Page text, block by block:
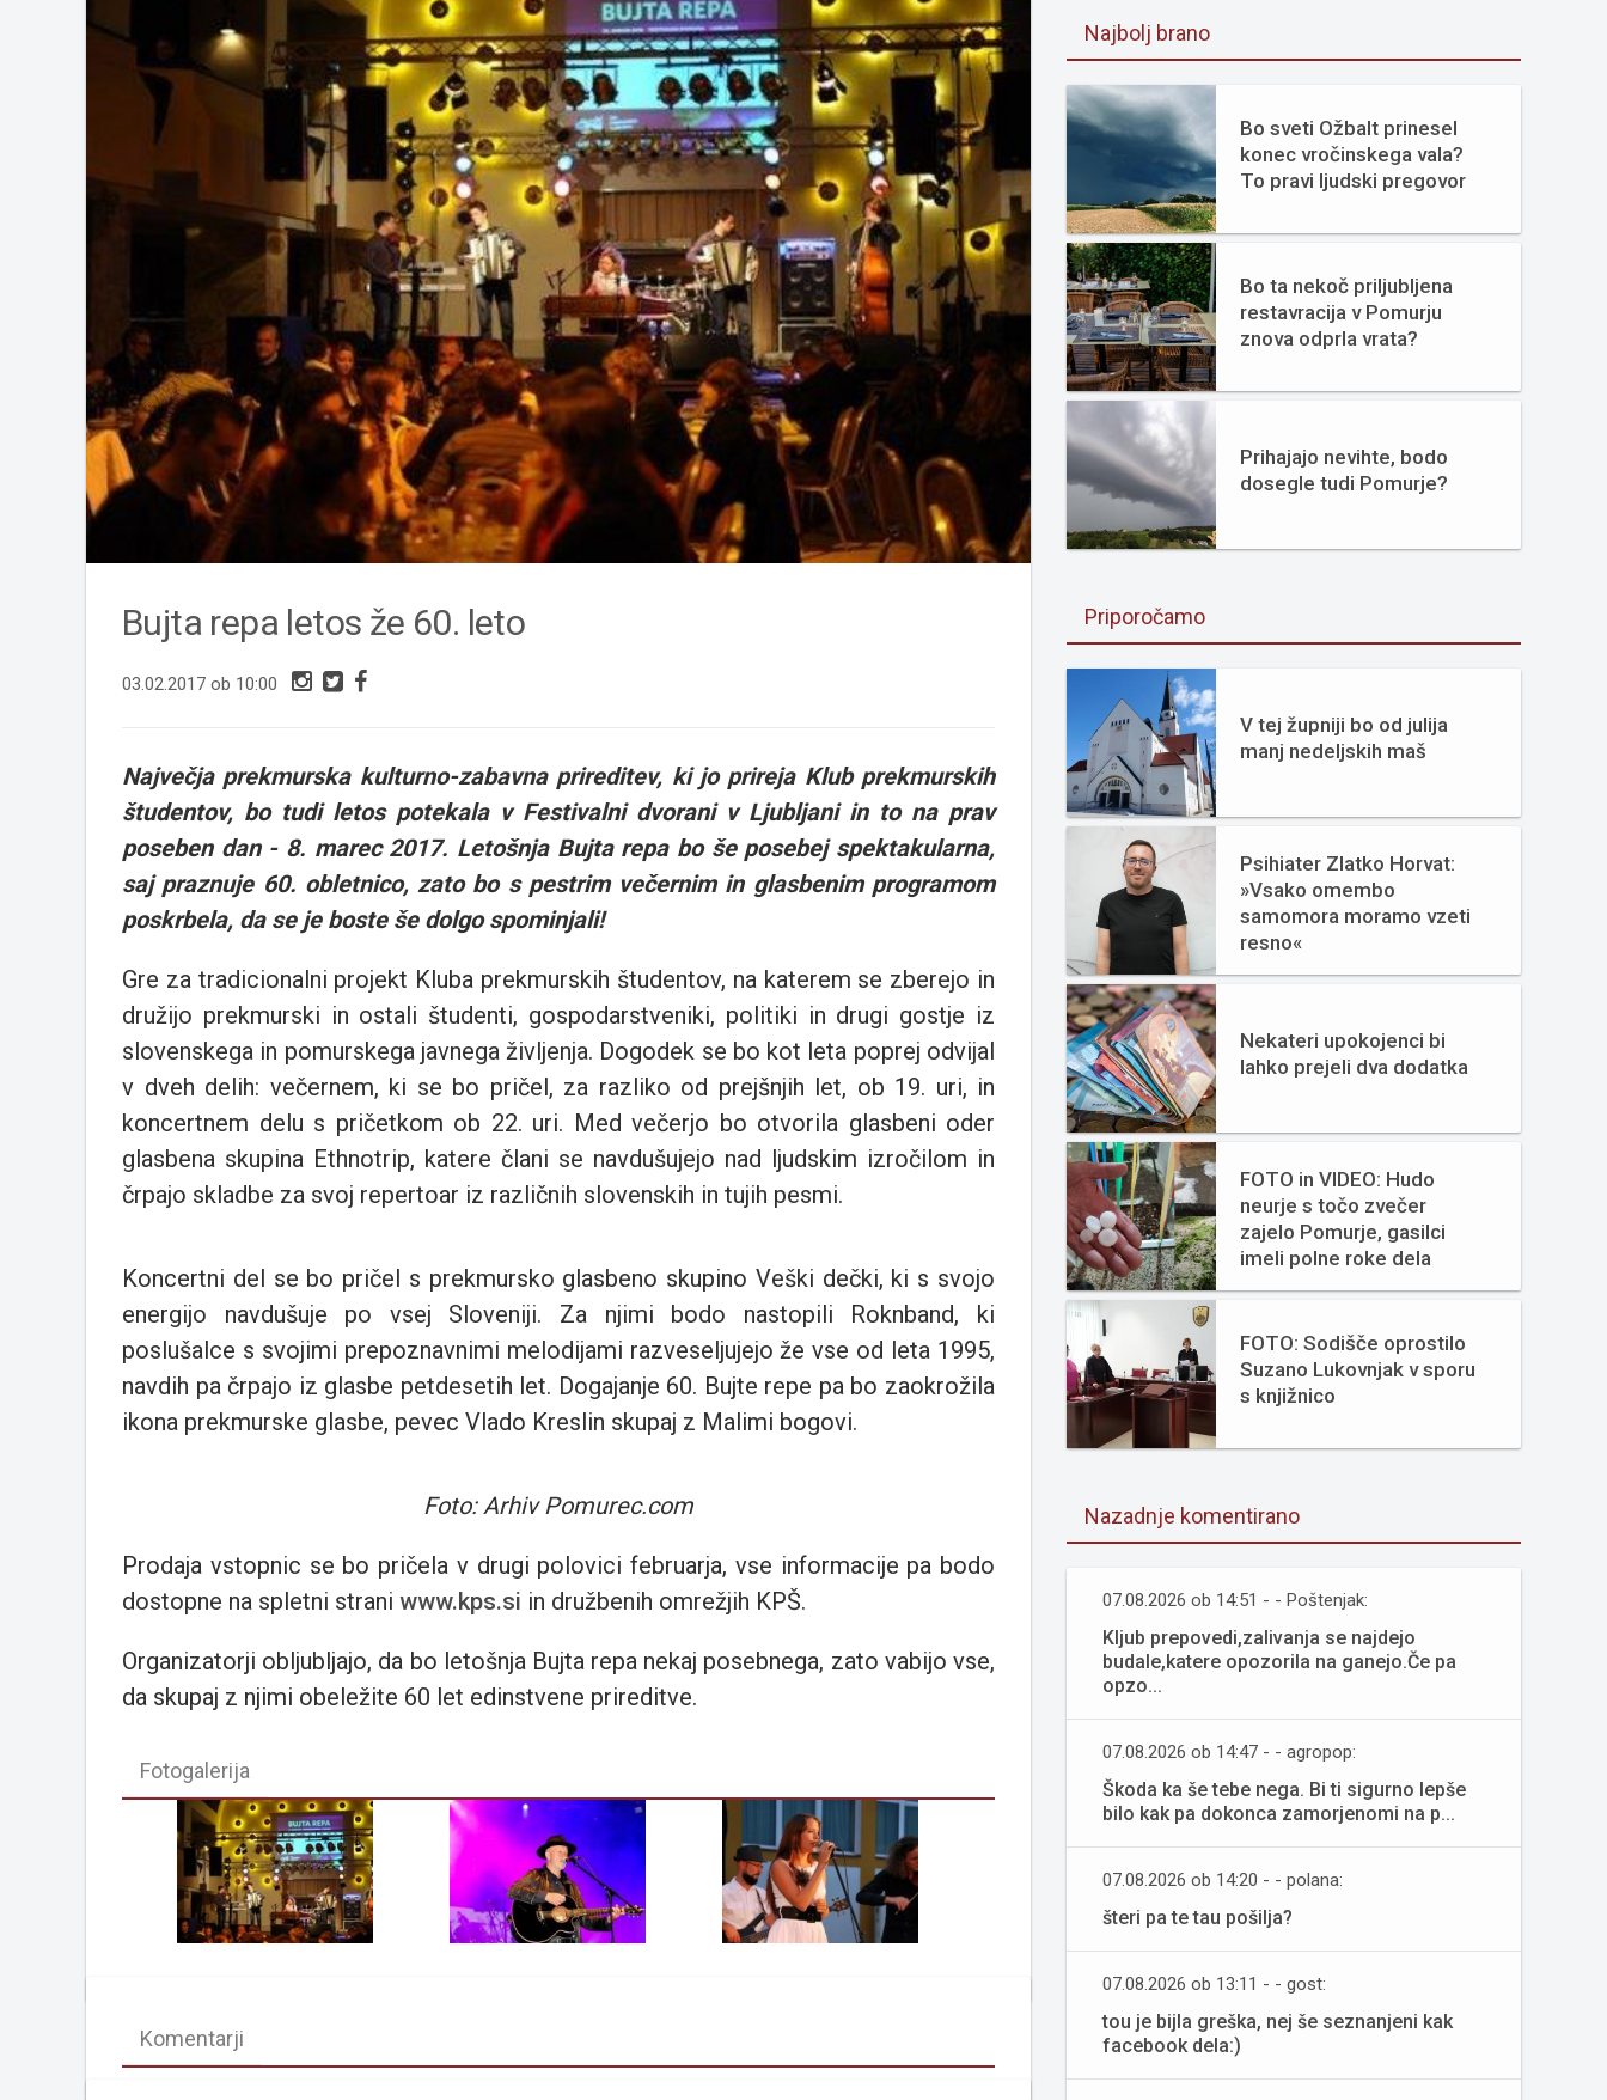
Bujta repa letos že 60. leto
03.02.2017 ob 10:00
Največja prekmurska kulturno-zabavna prireditev, ki jo prireja Klub prekmurskih
študentov, bo tudi letos potekala v Festivalni dvorani v Ljubljani in to na prav
poseben dan - 8. marec 2017. Letošnja Bujta repa bo še posebej spektakularna,
saj praznuje 60. obletnico, zato bo s pestrim večernim in glasbenim programom
poskrbela, da se je boste še dolgo spominjali!
Gre za tradicionalni projekt Kluba prekmurskih študentov, na katerem se zberejo in
družijo prekmurski in ostali študenti, gospodarstveniki, politiki in drugi gostje iz
slovenskega in pomurskega javnega življenja. Dogodek se bo kot leta poprej odvijal
v dveh delih: večernem, ki se bo pričel, za razliko od prejšnjih let, ob 19. uri, in
koncertnem delu s pričetkom ob 22. uri. Med večerjo bo otvorila glasbeni oder
glasbena skupina Ethnotrip, katere člani se navdušujejo nad ljudskim izročilom in
črpajo skladbe za svoj repertoar iz različnih slovenskih in tujih pesmi.
Koncertni del se bo pričel s prekmursko glasbeno skupino Veški dečki, ki s svojo
energijo navdušuje po vsej Sloveniji. Za njimi bodo nastopili Roknband, ki
poslušalce s svojimi prepoznavnimi melodijami razveseljujejo že vse od leta 1995,
navdih pa črpajo iz glasbe petdesetih let. Dogajanje 60. Bujte repe pa bo zaokrožila
ikona prekmurske glasbe, pevec Vlado Kreslin skupaj z Malimi bogovi.
Foto: Arhiv Pomurec.com
Prodaja vstopnic se bo pričela v drugi polovici februarja, vse informacije pa bodo
dostopne na spletni strani www.kps.si in družbenih omrežjih KPŠ.
Organizatorji obljubljajo, da bo letošnja Bujta repa nekaj posebnega, zato vabijo vse,
da skupaj z njimi obeležite 60 let edinstvene prireditve.
Fotogalerija
Komentarji
Najbolj brano
Bo sveti Ožbalt prinesel
konec vročinskega vala?
To pravi ljudski pregovor
Bo ta nekoč priljubljena
restavracija v Pomurju
znova odprla vrata?
Prihajajo nevihte, bodo
dosegle tudi Pomurje?
Priporočamo
V tej župniji bo od julija
manj nedeljskih maš
Psihiater Zlatko Horvat:
»Vsako omembo
samomora moramo vzeti
resno«
Nekateri upokojenci bi
lahko prejeli dva dodatka
FOTO in VIDEO: Hudo
neurje s točo zvečer
zajelo Pomurje, gasilci
imeli polne roke dela
FOTO: Sodišče oprostilo
Suzano Lukovnjak v sporu
s knjižnico
Nazadnje komentirano
07.08.2026 ob 14:51 - - Poštenjak:
Kljub prepovedi,zalivanja se najdejo
budale,katere opozorila na ganejo.Če pa
opzo...
07.08.2026 ob 14:47 - - agropop:
Škoda ka še tebe nega. Bi ti sigurno lepše
bilo kak pa dokonca zamorjenomi na p...
07.08.2026 ob 14:20 - - polana:
šteri pa te tau pošilja?
07.08.2026 ob 13:11 - - gost:
tou je bijla greška, nej še seznanjeni kak
facebook dela:)